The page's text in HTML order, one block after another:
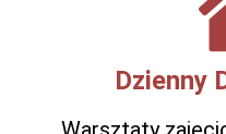
Dzienny